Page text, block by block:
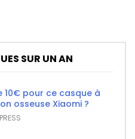
SUR UN AN
10€ pour ce casque à
osseuse Xiaomi ?